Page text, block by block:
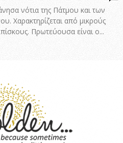
νότια της Πάτμου και των
Χαρακτηρίζεται από μικρούς
Πρωτεύουσα είναι ο...